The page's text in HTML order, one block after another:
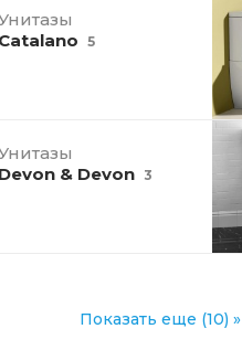
Catalano5
Devon & Devon 3
Показать еще (10) »